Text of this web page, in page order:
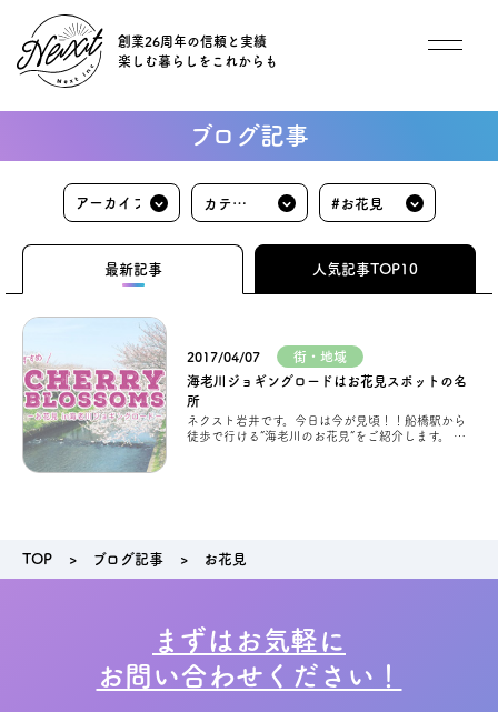
創業26周年の信頼と実績
楽しむ暮らしをこれからも
住宅商品
イベント
オーナー様インタビュー
ごあいさつ
アクセス
会社案内
ブログ記事
カテゴ
リ
#お花見
最新記事 人気記事TOP10
2017/04/07
街・地域
海老川ジョギングロードはお花見スポットの名
所
ネクスト岩井です。今日は今が見頃！！船橋駅から
徒歩で行ける”海老川のお花見”をご紹介します。 ※
TOP ブログ記事 お花見
まずはお気軽に
お問い合わせください！